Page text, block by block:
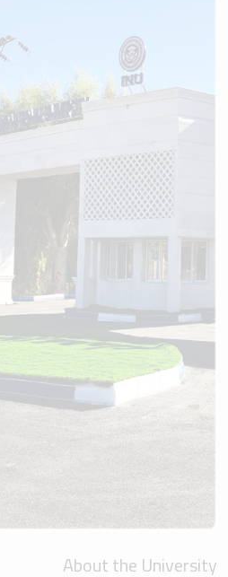
About the University